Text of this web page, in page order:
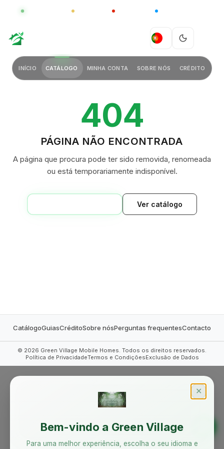
CHINA
PT
INÍCIO CATÁLOGO MINHA CONTA SOBRE NÓS CRÉDITO
404
PÁGINA NÃO ENCONTRADA
A página que procura pode ter sido removida, renomeada
ou está temporariamente indisponível.
Ver catálogo
CatálogoGuiasCréditoSobre nósPerguntas frequentesContacto
© 2026 Green Village Mobile Homes. Todos os direitos reservados.
Política de PrivacidadeTermos e CondiçõesExclusão de Dados
✕
Bem-vindo a Green Village
Para uma melhor experiência, escolha o seu idioma e